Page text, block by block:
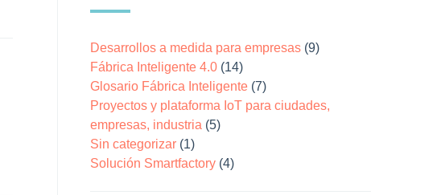
Desarrollos a medida para empresas (9)
Fábrica Inteligente 4.0 (14)
Glosario Fábrica Inteligente (7)
Proyectos y plataforma IoT para ciudades,
empresas, industria (5)
Sin categorizar (1)
Solución Smartfactory (4)